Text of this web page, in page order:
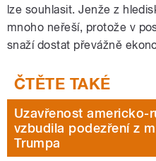
lze souhlasit. Jenže z
mnoho neřeší, protože v
snaží dostat převážně
Uzavřenost americko-
vzbudila podezření z
Trumpa